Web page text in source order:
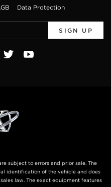
Data Protection
SIGN UP
subject to errors and prior sale. The
identification of the vehicle and does
law. The exact equipment features